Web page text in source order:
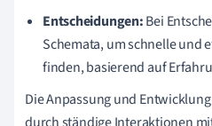
Entscheidungen:Bei
Schemata, um schnelle und
finden, basierend auf
Die Anpassung und
durch ständige Interaktionen